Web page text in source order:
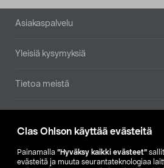
Clas Ohlson käyttää evästeitä
Painamalla ”Hyväksy kaikki evästeet”
evästeitä ja muuta seurantateknologiaa
Alatunniste
Asiakaspalvelu
Yleisiä kysymyksiä
Tietoa meistä